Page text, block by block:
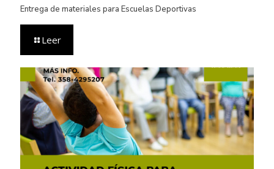
Entrega de materiales para Escuelas Deportivas
Leer